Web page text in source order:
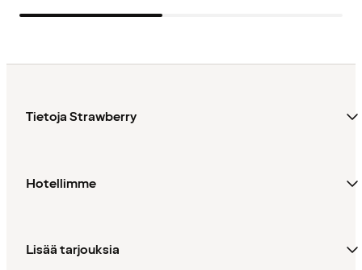
Tietoja Strawberry
Hotellimme
Lisää tarjouksia